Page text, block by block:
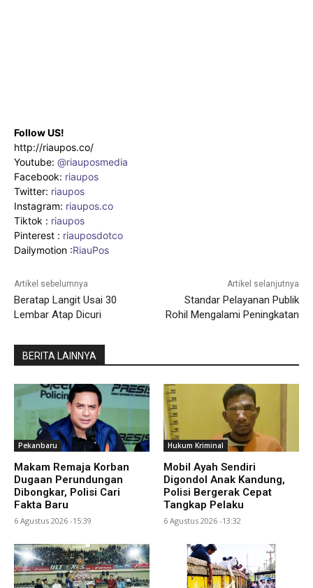
Follow US!
http://riaupos.co/
Youtube: @riauposmedia
Facebook: riaupos
Twitter: riaupos
Instagram: riaupos.co
Tiktok : riaupos
Pinterest : riauposdotco
Dailymotion :RiauPos
Artikel sebelumnya
Beratap Langit Usai 30
Lembar Atap Dicuri
Artikel selanjutnya
Standar Pelayanan Publik
Rohil Mengalami Peningkatan
BERITA LAINNYA
Pekanbaru
Makam Remaja Korban
Dugaan Perundungan
Dibongkar, Polisi Cari
Fakta Baru
6 Agustus 2026 -15:39
Hukum Kriminal
Mobil Ayah Sendiri
Digondol Anak Kandung,
Polisi Bergerak Cepat
Tangkap Pelaku
6 Agustus 2026 -13:32